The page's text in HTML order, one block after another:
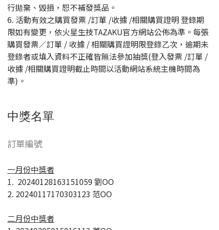
行拋棄、毀損，恕不補發獎品。
6. 活動有效之購買發票 /訂單 /收據 /相關購買證明 登錄期
限如有變更，依火星生技TAZAKU官方網站公佈為準。每張
購買發票／訂單 / 收據 / 相關購買證明限登錄乙次，逾期未
登錄者或填入資料不正確皆無法參加抽獎(登入發票 /訂單 /
收據 /相關購買證明截止時間以活動網站系統主機時間為
準)。
中獎名單
訂單編號
一月份中獎者
1. 20240128163151059 劉OO
2. 20240117170303123 范OO
二月份中獎者